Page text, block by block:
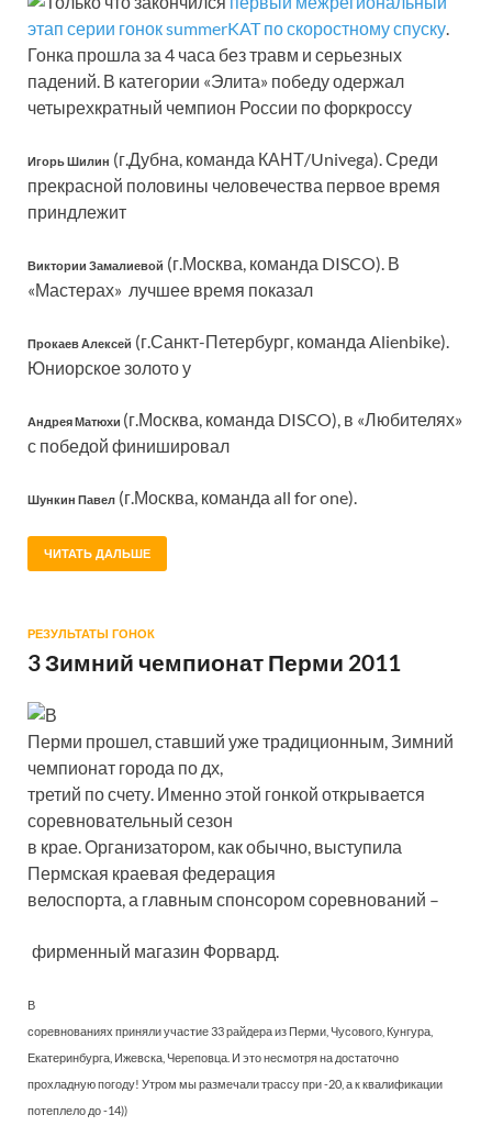
этап серии гонок summerKAT по скоростному спуску.
Гонка прошла за 4 часа без травм и серьезных
падений. В категории «Элита» победу одержал
четырехкратный чемпион России по форкроссу
Игорь Шилин (г.Дубна, команда КАНТ/Univega). Среди
прекрасной половины человечества первое время
приндлежит
Виктории Замалиевой (г.Москва, команда DISCO). В
«Мастерах» лучшее время показал
Прокаев Алексей (г.Санкт-Петербург, команда Alienbike).
Юниорское золото у
Андрея Матюхи (г.Москва, команда DISCO), в «Любителях»
с победой финишировал
Шункин Павел (г.Москва, команда all for one).
ЧИТАТЬ ДАЛЬШЕ
РЕЗУЛЬТАТЫ ГОНОК
3 Зимний чемпионат Перми 2011
В
Перми прошел, ставший уже традиционным, Зимний
чемпионат города по дх,
третий по счету. Именно этой гонкой открывается
соревновательный сезон
в крае. Организатором, как обычно, выступила
Пермская краевая федерация
велоспорта, а главным спонсором соревнований –
фирменный магазин Форвард.
В
соревнованиях приняли участие 33 райдера из Перми, Чусового, Кунгура,
Екатеринбурга, Ижевска, Череповца. И это несмотря на достаточно
прохладную погоду! Утром мы размечали трассу при -20, а к квалификации
потеплело до -14))